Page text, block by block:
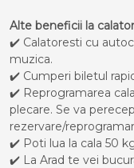
Alte beneficii la
✔️ Calatoresti cu
muzica.
✔️ Cumperi biletul
✔️ Reprogramarea
plecare. Se va
rezervare/
✔️ Poti lua la cala 50
✔️ La Arad te vei